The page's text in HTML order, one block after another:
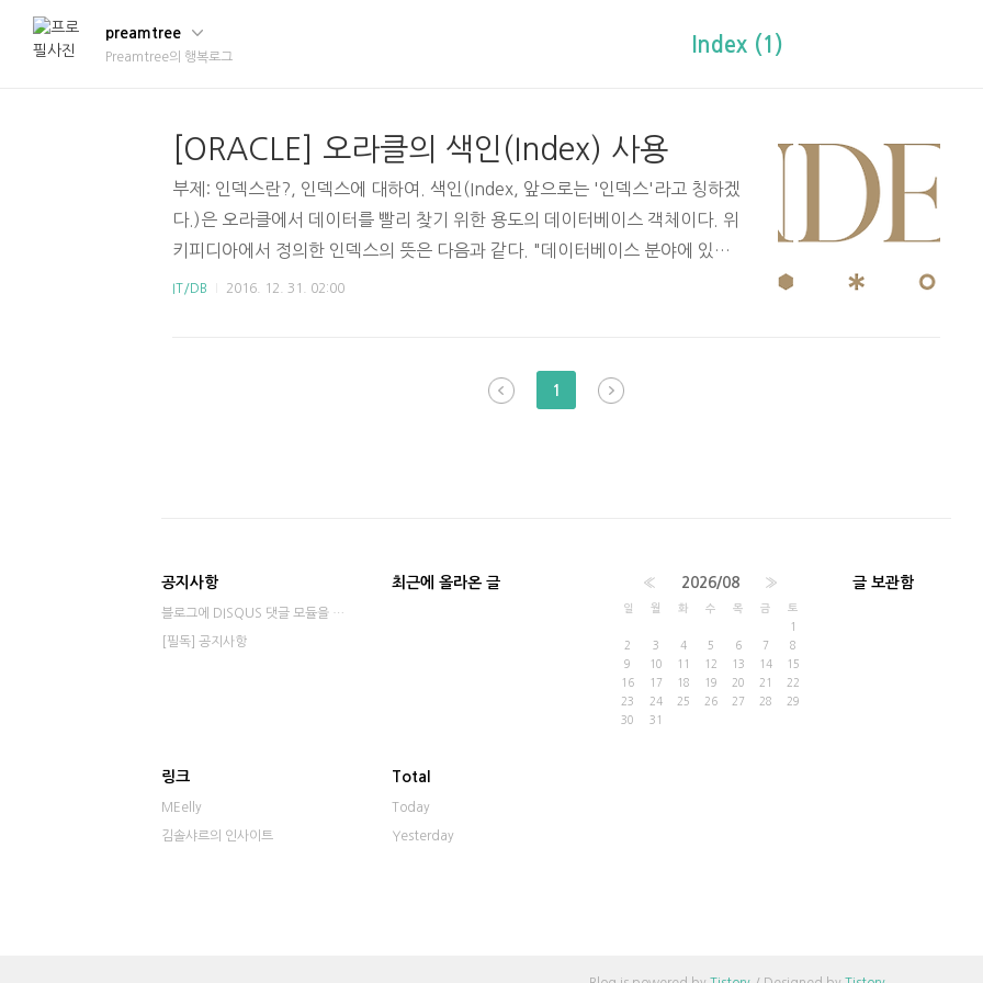
preamtree
Preamtree의 행복로그
Index (1)
[ORACLE] 오라클의 색인(Index) 사용
부제: 인덱스란?, 인덱스에 대하여. 색인(Index, 앞으로는 '인덱스'라고 칭하겠
다.)은 오라클에서 데이터를 빨리 찾기 위한 용도의 데이터베이스 객체이다. 위
키피디아에서 정의한 인덱스의 뜻은 다음과 같다. "데이터베이스 분야에 있어
서 테이블에 대한 동작의 속도를 높여주는 자료 구조" 정의가 조금 애매하지만,
라클에서 인덱스를 어떻게 사용하는지 다루려고한다. 인덱스는 테이블에 있는
한 개 이상의 컬럼으로 만들 수 있다. 생성 예는 아래와 같다. 123CREATE IND
IT/DB 2016. 12. 31. 02:00
1
공지사항
블로그에 DISQUS 댓글 모듈을 적용했습니다⋯
[필독] 공지사항
최근에 올라온 글 « 2026/08 »
일 월 화 수 목 금 토
1
2
3 4 5 6 7
8
9
10 11 12 13 14
15
16
17 18 19 20 21
22
23
24 25 26 27 28
29
30
31
글 보관함
링크
MEelly
김솔샤르의 인사이트
Total
Today
Yesterday